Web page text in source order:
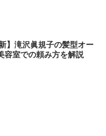
】滝沢眞規子の髪型オー
容室での頼み方を解説